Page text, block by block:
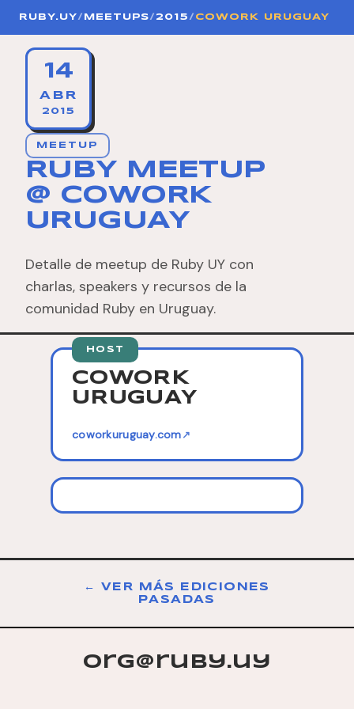
RUBY.UY/ MEETUPS/ 2015 / COWORK URUGUAY
14
ABR
2015
MEETUP
RUBY MEETUP
@ COWORK
URUGUAY
Detalle de meetup de Ruby UY con
charlas, speakers y recursos de la
comunidad Ruby en Uruguay.
HOST
COWORK
URUGUAY
coworkuruguay.com↗
← VER MÁS EDICIONES
PASADAS
org@ruby.uy